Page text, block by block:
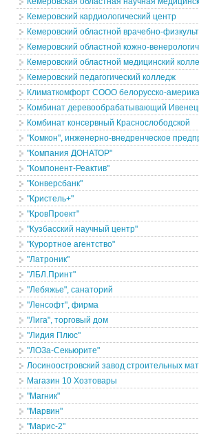
Кемеровский кардиологический центр
Кемеровский областной врачебно-
Кемеровский областной кожно-
Кемеровский областной медицинский
Кемеровский педагогический колледж
Климаткомфорт СООО белорусско-
Комбинат деревообрабатывающий
Комбинат консервный Краснослободской
"Комкон", инженерно-внедренческое
"Компания ДОНАТОР"
"Компонент-Реактив"
"Конверсбанк"
"Кристель+"
"КровПроект"
"Кузбасский научный центр"
"Курортное агентство"
"Латроник"
"ЛБЛ.Принт"
"Лебяжье", санаторий
"Ленсофт", фирма
"Лига", торговый дом
"Лидия Плюс"
"ЛОЗа-Секьюрите"
Лосиноостровский завод строительных
Магазин 10 Хозтовары
"Магник"
"Марвин"
"Марис-2"